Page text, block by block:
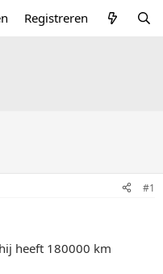
Registreren
#1
heeft 180000 km